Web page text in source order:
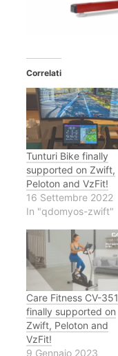
Correlati
Tunturi Bike finally
supported on Zwift,
Peloton and VzFit!
16 Settembre 2022
In "qdomyos-zwift"
Care Fitness CV-351
finally supported on
Zwift, Peloton and
VzFit!
9 Gennaio 2023